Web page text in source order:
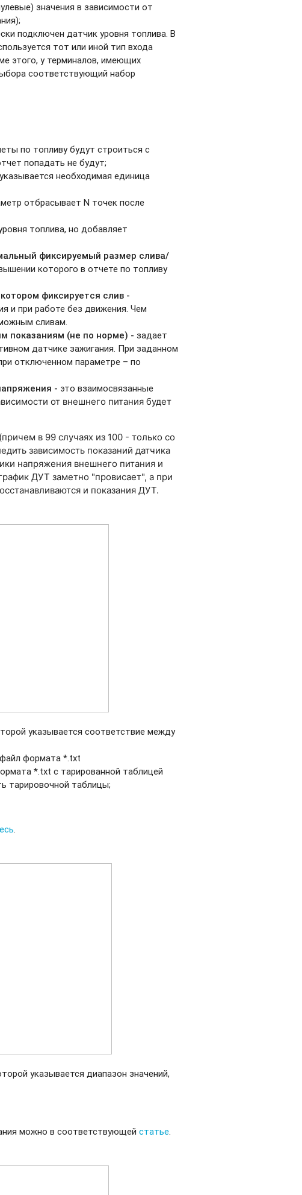
значения в зависимости от
подключен датчик уровня топлива. В
тот или иной тип входа
этого, у терминалов, имеющих
соответствующий набор
по топливу будут строиться с
попадать не будут;
необходимая единица
отбрасывает N точек после
топлива, но добавляет
фиксируемый размер слива/
которого в отчете по топливу
фиксируется слив -
и при работе без движения. Чем
сливам.
показаниям (не по норме) - задает
датчике зажигания. При заданном
отключенном параметре – по
- это взаимосвязанные
от внешнего питания будет
в 99 случаях из 100 - только со
зависимость показаний датчика
напряжения внешнего питания и
ДУТ заметно "провисает", а при
и показания ДУТ.
указывается соответствие между
формата *.txt
*.txt с тарированной таблицей
тарировочной таблицы;
указывается диапазон значений,
можно в соответствующейстатье